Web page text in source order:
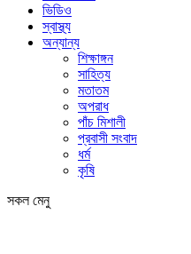
ভিডিও
স্বাস্থ্য
অন্যান্য
শিক্ষাঙ্গন
সাহিত্য
মতাতম
অপরাধ
পাঁচ মিশালী
প্রবাসী সংবাদ
ধর্ম
কৃষি
সকল মেনু